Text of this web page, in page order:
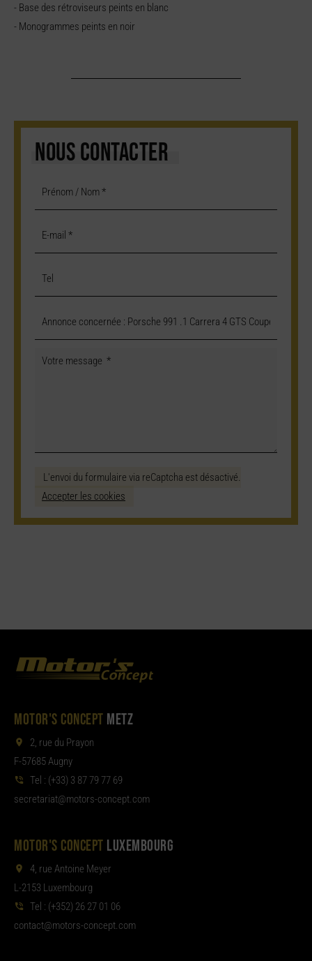
- Base des rétroviseurs peints en blanc
- Monogrammes peints en noir
NOUS CONTACTER
L'envoi du formulaire via reCaptcha est désactivé.
Accepter les cookies
MOTOR'S CONCEPT METZ
2, rue du Prayon
F-57685 Augny
Tel : (+33) 3 87 79 77 69
moc.tpecnoc-sro
tom@tair
aterces
MOTOR'S CONCEPT LUXEMBOURG
4, rue Antoine Meyer
L-2153 Luxembourg
Tel : (+352) 26 27 01 06
moc.tpecnoc-sro
tom@tcat
noc